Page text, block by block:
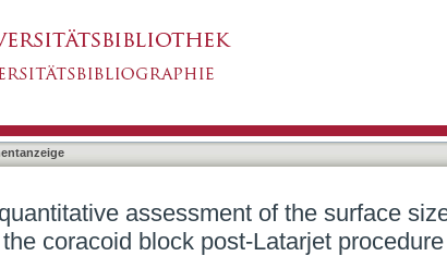
surface size and en-face position of
assessment of the surface
coracoid block post-Latarjet procedure